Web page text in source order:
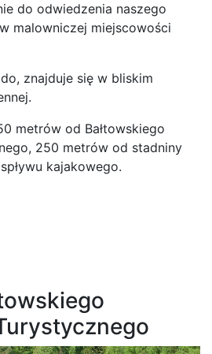
do odwiedzenia naszego
malowniczej miejscowości
znajduje się w bliskim
metrów od Bałtowskiego
250 metrów od stadniny
kajakowego.